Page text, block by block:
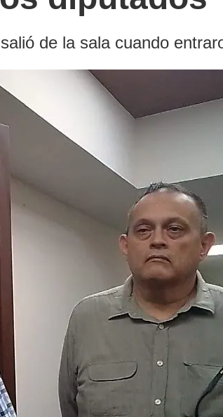
de la sala cuando